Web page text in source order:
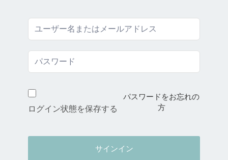
ログイン状態を保存する
パスワードをお忘れの
方
サインイン